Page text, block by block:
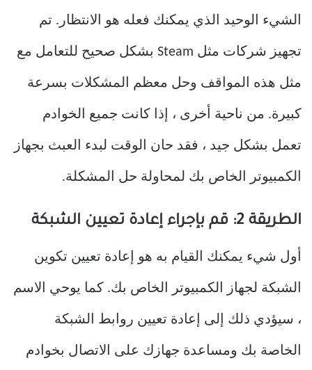
الشيء الوحيد الذي يمكنك فعله هو الانتظار. تم
تجهيز شركات مثل Steam بشكل صحيح للتعامل مع
مثل هذه المواقف وحل معظم المشكلات بسرعة
كبيرة. من ناحية أخرى ، إذا كانت جميع الخوادم
تعمل بشكل جيد ، فقد حان الوقت لبدء العبث بجهاز
الكمبيوتر الخاص بك لمحاولة حل المشكلة.
الطريقة 2: قم بإجراء إعادة تعيين الشبكة
أول شيء يمكنك القيام به هو إعادة تعيين تكوين
الشبكة لجهاز الكمبيوتر الخاص بك. كما يوحي الاسم
، سيؤدي ذلك إلى إعادة تعيين روابط الشبكة
الخاصة بك ومساعدة جهازك على الاتصال بخوادم